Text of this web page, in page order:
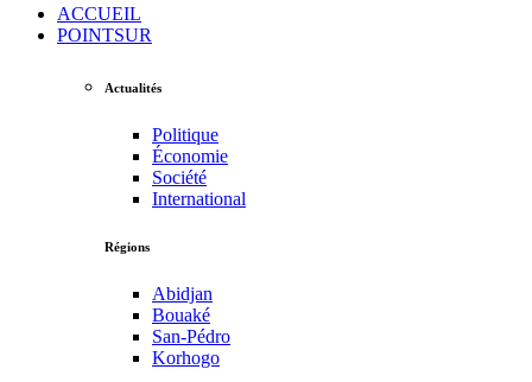
ACCUEIL
POINTSUR
Actualités
Politique
Économie
Société
International
Régions
Abidjan
Bouaké
San-Pédro
Korhogo